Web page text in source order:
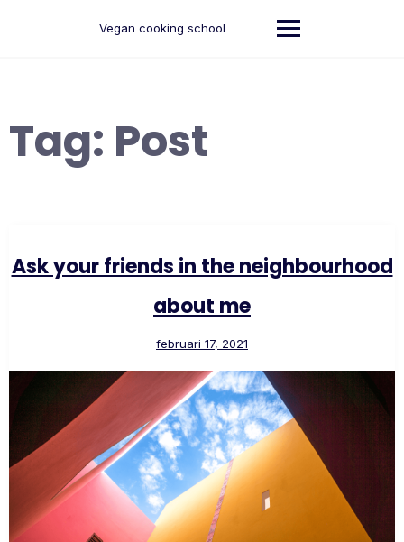
Vegan cooking school
Tag: Post
Ask your friends in the neighbourhood
about me
februari 17, 2021